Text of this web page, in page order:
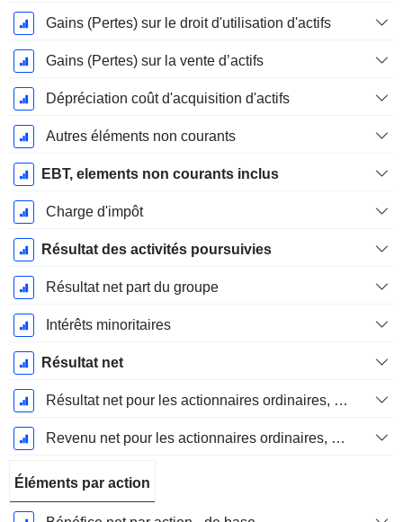
Gains (Pertes) sur le droit d'utilisation d'actifs
Gains (Pertes) sur la vente d’actifs
Dépréciation coût d'acquisition d'actifs
Autres éléments non courants
EBT, elements non courants inclus
Charge d'impôt
Résultat des activités poursuivies
Résultat net part du groupe
Intérêts minoritaires
Résultat net
Résultat net pour les actionnaires ordinaires, éléments exceptionnels inclus.
Revenu net pour les actionnaires ordinaires, hors éléments exceptionnelsRésultat net pour les actionnaires ordinaires, éléments exceptionnels exclus.
Éléments par action